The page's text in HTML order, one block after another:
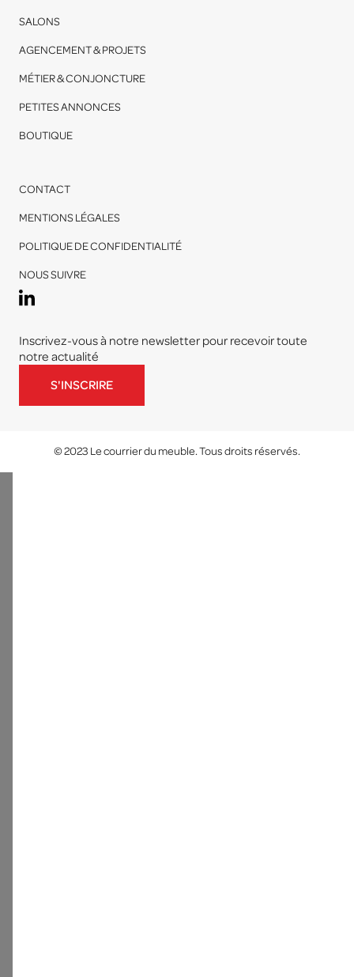
SALONS
AGENCEMENT & PROJETS
MÉTIER & CONJONCTURE
PETITES ANNONCES
BOUTIQUE
CONTACT
MENTIONS LÉGALES
POLITIQUE DE CONFIDENTIALITÉ
NOUS SUIVRE
Inscrivez-vous à notre newsletter pour recevoir toute
notre actualité
S'INSCRIRE
© 2023 Le courrier du meuble. Tous droits réservés.